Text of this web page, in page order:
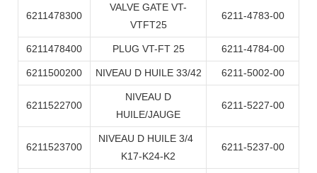
6211478300
VALVE GATE VT-
VTFT25
6211-4783-00
6211478400 PLUG VT-FT 25 6211-4784-00
6211500200 NIVEAU D HUILE 33/42 6211-5002-00
6211522700
NIVEAU D
HUILE/JAUGE
6211-5227-00
6211523700
NIVEAU D HUILE 3/4
K17-K24-K2
6211-5237-00